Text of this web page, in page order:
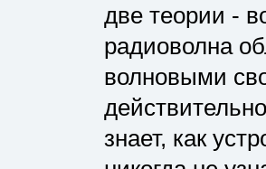
две теории -
радиоволна
волновыми
знает, как